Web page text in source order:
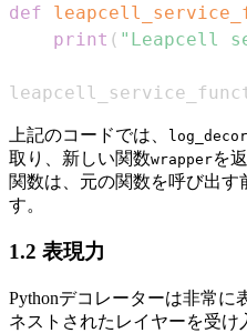
def
print ( "Leapcell
上記のコードでは、
取り、新しい関数wrapperを
関数は、元の関数を呼び出す
す。
1.2 表現力
Pythonデコレーターは非常に
ネストされたレイヤーを受